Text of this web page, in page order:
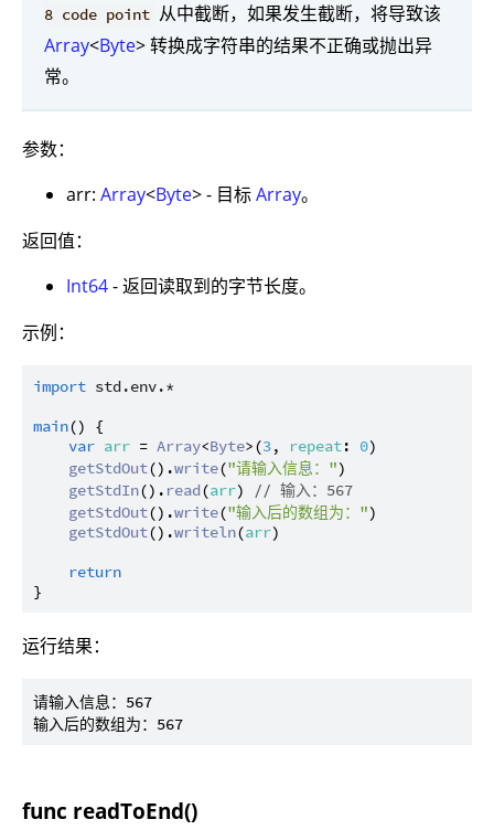
8 code point 从中截断，如果发生截断，将导致该
Array<Byte> 转换成字符串的结果不正确或抛出异
常。
参数：
arr: Array<Byte> - 目标Array。
返回值：
Int64- 返回读取到的字节长度。
示例：
import std.env.*
main() {
var arr = Array<Byte>(3, repeat: 0)
getStdOut().write("请输入信息：")
getStdIn(). read(arr)
// 输入：567
getStdOut().write("输入后的数组为：")
getStdOut().writeln(arr)
return
运行结果：
请输入信息：567
func readToEnd()